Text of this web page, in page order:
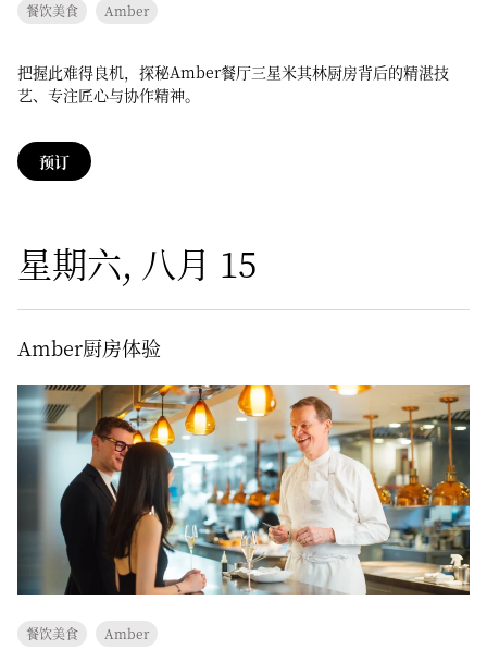
餐饮美食 Amber
把握此难得良机，探秘Amber餐厅三星米其林厨房背后的精湛技
艺、专注匠心与协作精神。
预订
星期六, 八月 15
Amber厨房体验
餐饮美食 Amber